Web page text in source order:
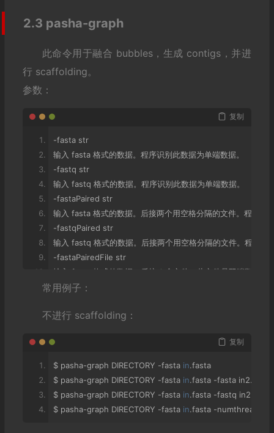
2.3 pasha-graph
此命令用于融合 bubbles，生成 contigs，并进
行 scaffolding。
参数：
复制
-fasta str
输入 fasta 格式的数据。程序识别此数据为单端数据。
-fastq str
输入 fastq 格式的数据。程序识别此数据为单端数据。
-fastaPaired str
输入 fasta 格式的数据。后接两个用空格分隔的文件。程序识
-fastqPaired str
输入 fastq 格式的数据。后接两个用空格分隔的文件。程序识
-fastaPairedFile str
输入
fasta 格式的数据。后接 1
个文件，此文件是双端数据
-fastqPairedFile str
-numthreads int
常用例子：
不进行 scaffolding：
复制
$ pasha-graph DIRECTORY -fasta in.fasta
$ pasha-graph DIRECTORY -fasta in.fasta -fasta in2.
$ pasha-graph DIRECTORY -fasta in.fasta -fastq in2
$ pasha-graph DIRECTORY -fasta in.fasta -numthreads